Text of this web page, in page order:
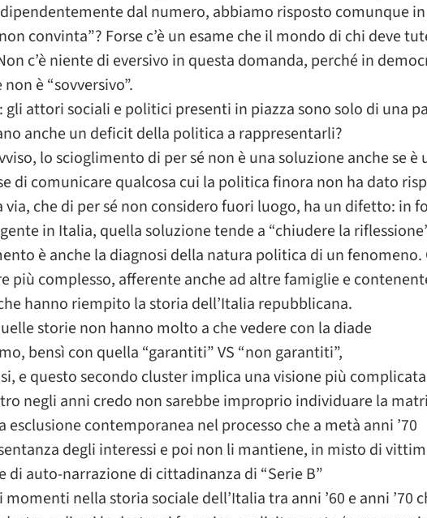
dal numero, abbiamo risposto comunque in
convinta”? Forse c’è un esame che il mondo di chi deve
c’è niente di eversivo in questa domanda, perché in
è “sovversivo”.
gli attori sociali e politici presenti in piazza sono solo di una
anche un deficit della politica a rappresentarli?
lo scioglimento di per sé non è una soluzione anche se è
di comunicare qualcosa cui la politica finora non ha dato
via, che di per sé non considero fuori luogo, ha un difetto: in
in Italia, quella soluzione tende a “chiudere la
è anche la diagnosi della natura politica di un fenomeno.
più complesso, afferente anche ad altre famiglie e
hanno riempito la storia dell’Italia repubblicana.
storie non hanno molto a che vedere con la diade
bensì con quella “garantiti” VS “non garantiti”,
e questo secondo cluster implica una visione più complicata
negli anni credo non sarebbe improprio individuare la
esclusione contemporanea nel processo che a metà anni ’70
degli interessi e poi non li mantiene, in misto di
di auto-narrazione di cittadinanza di “Serie B”
nella storia sociale dell’Italia tra anni ’60 e anni ’70